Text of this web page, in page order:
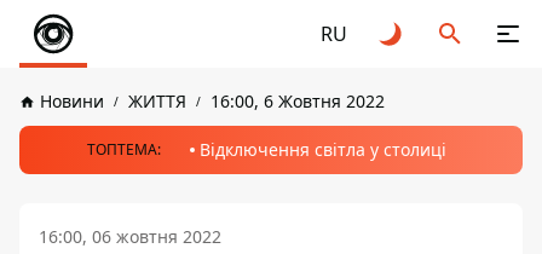
RU
Новини ЖИТТЯ 16:00, 6 Жовтня 2022
ТОПТЕМА: Відключення світла у столиці
16:00, 06 жовтня 2022